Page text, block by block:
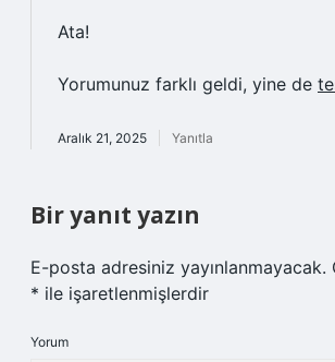
Ata!
Yorumunuz farklı geldi, yine de
Aralık 21, 2025 Yanıtla
Bir yanıt yazın
E-posta adresiniz yayınlanmayacak.
* ile işaretlenmişlerdir
Yorum